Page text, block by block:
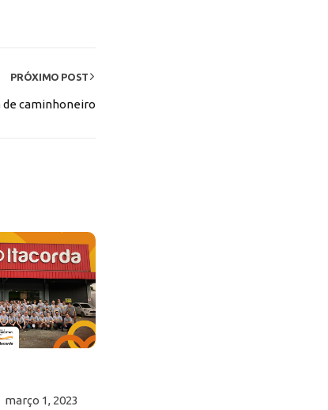
PRÓXIMO POST
de caminhoneiro
março 1, 2023